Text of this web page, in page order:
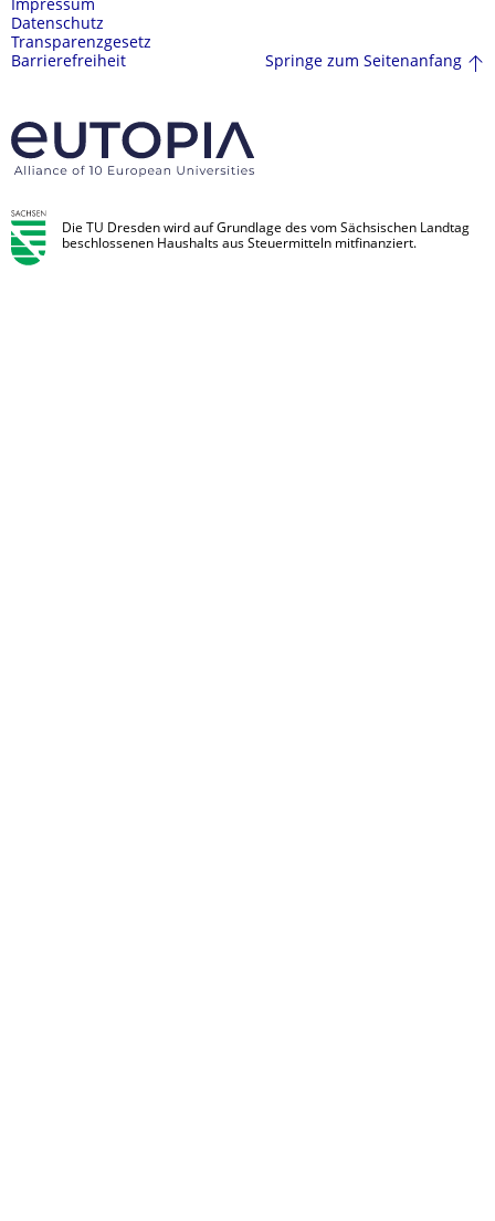
Impressum
Datenschutz
Transparenzgesetz
Barrierefreiheit
Springe zum Seitenanfang
Die TU Dresden wird auf Grundlage des vom Sächsischen Landtag
beschlossenen Haushalts aus Steuermitteln mitfinanziert.